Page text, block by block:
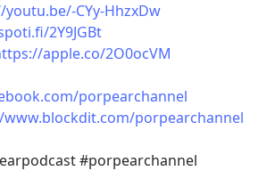
CYy-HhzxDw
2Y9JGBt
apple.co/2O0ocVM
porpearchannel
porpearchannel
#porpearchannel